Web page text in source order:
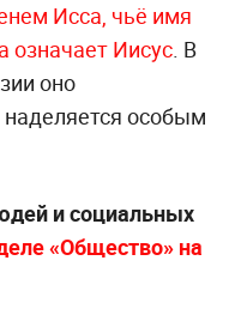
Исса, чьё имя
означает Иисус. В
оно
наделяется особым
и социальных
«Общество» на